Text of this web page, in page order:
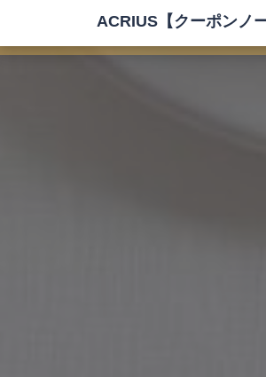
ACRIUS【クーポンノー